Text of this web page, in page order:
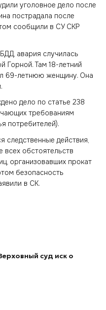
уголовное дело после
пострадала после
сообщили в СУ СКР
авария случилась
Горной. Там 18-летний
69-летнюю женщину. Она
дело по статье 238
требованиям
потребителей).
следственные действия,
всех обстоятельств
организовавших прокат
безопасность
в СК.
суд иск о